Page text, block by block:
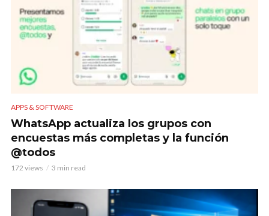
APPS & SOFTWARE
WhatsApp actualiza los grupos con
encuestas más completas y la función
@todos
172 views 3 min read